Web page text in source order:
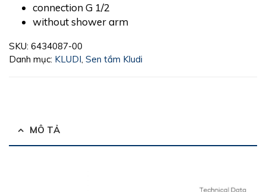
connection G 1/2
without shower arm
SKU: 6434087-00
Danh mục: KLUDI Sen tắm Kludi
MÔ TẢ